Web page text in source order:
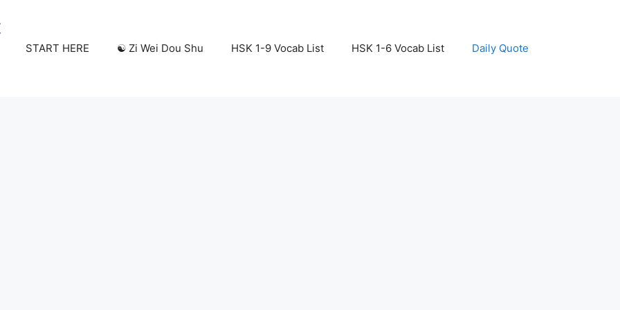
START HERE ☯️ Zi Wei Dou Shu HSK 1-9 Vocab List HSK 1-6 Vocab List Daily Quote